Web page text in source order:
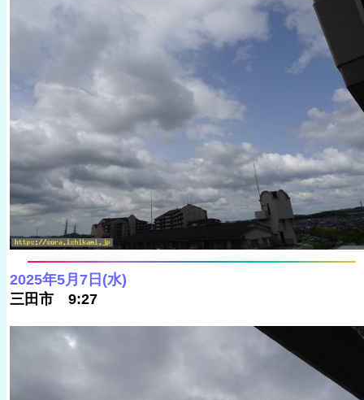
2025年5月7日(水)
三田市 9:27